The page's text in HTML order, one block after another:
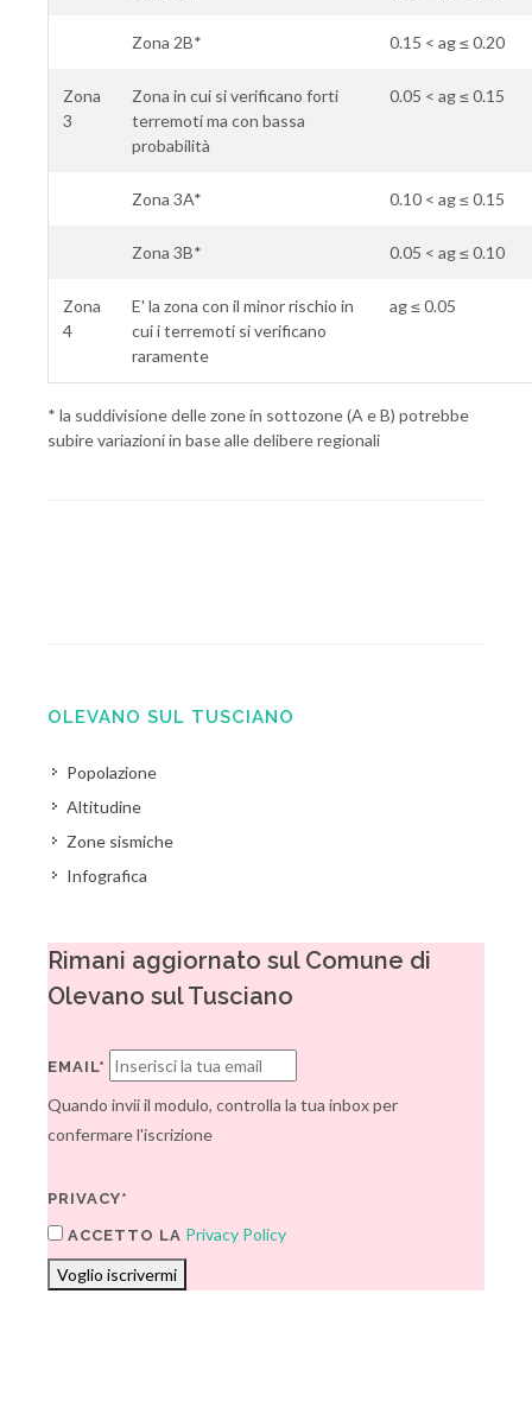
Zona 2B* 0.15 < ag ≤ 0.20
Zona
3
Zona in cui si verificano forti
terremoti ma con bassa
probabilità
0.05 < ag ≤ 0.15
Zona 3A* 0.10 < ag ≤ 0.15
Zona 3B* 0.05 < ag ≤ 0.10
Zona
4
E' la zona con il minor rischio in
cui i terremoti si verificano
raramente
ag ≤ 0.05
* la suddivisione delle zone in sottozone (A e B) potrebbe
subire variazioni in base alle delibere regionali
OLEVANO SUL TUSCIANO
Popolazione
Altitudine
Zone sismiche
Infografica
Rimani aggiornato sul Comune di
Olevano sul Tusciano
EMAIL*
Quando invii il modulo, controlla la tua inbox per
confermare l'iscrizione
PRIVACY*
ACCETTO LA Privacy Policy
Voglio iscrivermi